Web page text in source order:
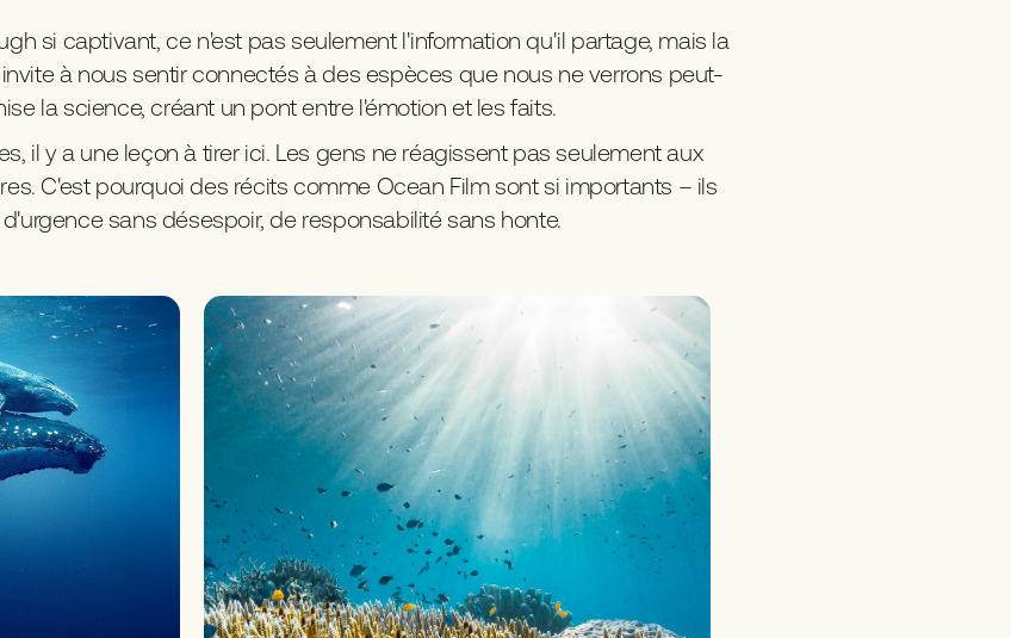
si captivant, ce n'est pas seulement l'information qu'il partage, mais la
à nous sentir connectés à des espèces que nous ne verrons peut-
la science, créant un pont entre l'émotion et les faits.
il y a une leçon à tirer ici. Les gens ne réagissent pas seulement aux
C'est pourquoi des récits comme Ocean Film sont si importants – ils
sans désespoir, de responsabilité sans honte.